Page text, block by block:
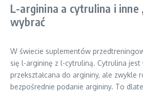
L-arginina a cytrulina i inne
wybrać
W świecie suplementów
się l-argininę z l-cytruliną. Cytrulina jest
przekształcana do argininy, ale zwykle
bezpośrednie podanie argininy. To